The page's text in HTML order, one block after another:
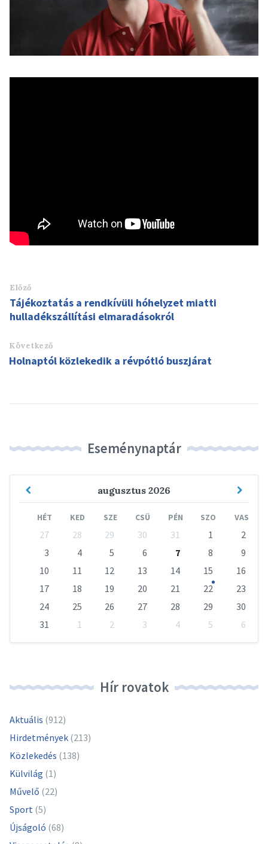
Előző
Tájékoztatás a rendkívüli hóhelyzet miatti
hulladékszállítási elmaradásokról
Következő
Holnaptól közlekedik a révpótló buszjárat
Eseménynaptár
augusztus 2026
Previous
HÉT KED SZE CSÜ PÉN SZO VAS
calendar
27 28 29 30 31 1
2
3
4 5 6 7 8
9
10
11 12 13 14 15
16
17
18 19 20 21 22
23
24
25 26 27 28 29
30
31
1 2 3 4 5
6
Hír rovatok
Aktuális (912)
Hirdetmények (213)
Közlekedés (138)
Külvilág (1)
Művelő (22)
Sport (5)
Újságoló (68)